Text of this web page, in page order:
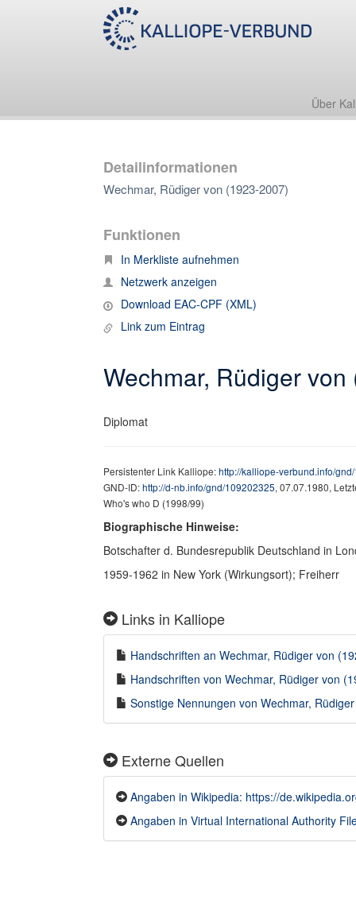
Über
Detailinformationen
Wechmar, Rüdiger von (1923-2007)
Funktionen
In Merkliste aufnehmen
Netzwerk anzeigen
Download EAC-CPF (XML)
Link zum Eintrag
Wechmar, Rüdiger
Diplomat
Persistenter Link Kalliope:http://kalliope-verbund.info/
GND-ID:http://d-nb.info/gnd/109202325, 07.07.1980,
Who's who D (1998/99)
Biographische Hinweise:
Botschafter d. Bundesrepublik Deutschland in
1959-1962 in New York (Wirkungsort); Freiherr
Links in Kalliope
Handschriften an Wechmar, Rüdiger von
Handschriften von Wechmar, Rüdiger von
Sonstige Nennungen von Wechmar,
Externe Quellen
Angaben in Wikipedia: https://
Angaben in Virtual International Authority